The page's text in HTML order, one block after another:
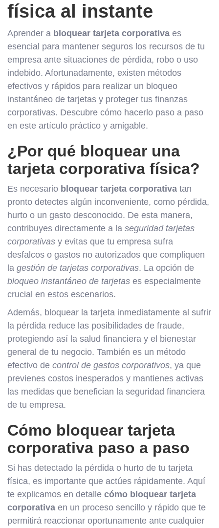
física al instante
Aprender a bloquear tarjeta corporativa es
esencial para mantener seguros los recursos de tu
empresa ante situaciones de pérdida, robo o uso
indebido. Afortunadamente, existen métodos
efectivos y rápidos para realizar un bloqueo
instantáneo de tarjetas y proteger tus finanzas
corporativas. Descubre cómo hacerlo paso a paso
en este artículo práctico y amigable.
¿Por qué bloquear una
tarjeta corporativa física?
Es necesario bloquear tarjeta corporativa tan
pronto detectes algún inconveniente, como pérdida,
hurto o un gasto desconocido. De esta manera,
contribuyes directamente a la seguridad tarjetas
corporativas y evitas que tu empresa sufra
desfalcos o gastos no autorizados que compliquen
la gestión de tarjetas corporativas. La opción de
bloqueo instantáneo de tarjetas es especialmente
crucial en estos escenarios.
Además, bloquear la tarjeta inmediatamente al sufrir
la pérdida reduce las posibilidades de fraude,
protegiendo así la salud financiera y el bienestar
general de tu negocio. También es un método
efectivo de control de gastos corporativos, ya que
previenes costos inesperados y mantienes activas
las medidas que benefician la seguridad financiera
de tu empresa.
Cómo bloquear tarjeta
corporativa paso a paso
Si has detectado la pérdida o hurto de tu tarjeta
física, es importante que actúes rápidamente. Aquí
te explicamos en detalle cómo bloquear tarjeta
corporativa en un proceso sencillo y rápido que te
permitirá reaccionar oportunamente ante cualquier